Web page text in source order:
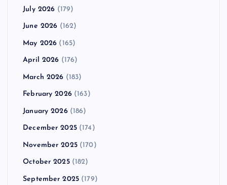
July 2026 (179)
June 2026 (162)
May 2026 (165)
April 2026 (176)
March 2026 (183)
February 2026(163)
January 2026(186)
December 2025(174)
November 2025(170)
October 2025(182)
September 2025 (179)